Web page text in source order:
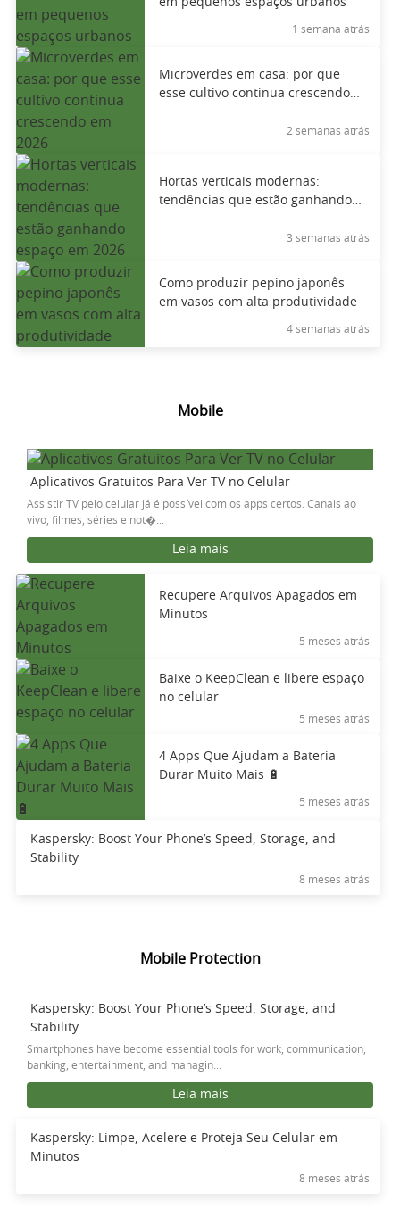
em pequenos espaços urbanos
1 semana atrás
Microverdes em casa: por que
esse cultivo continua crescendo
2 semanas atrás
Hortas verticais modernas:
tendências que estão ganhando
3 semanas atrás
Como produzir pepino japonês
em vasos com alta produtividade
4 semanas atrás
Mobile
Aplicativos Gratuitos Para Ver TV no Celular
Assistir TV pelo celular já é possível com os apps certos. Canais ao
vivo, filmes, séries e not�...
Leia mais
Recupere Arquivos Apagados em
Minutos
5 meses atrás
Baixe o KeepClean e libere espaço
no celular
5 meses atrás
4 Apps Que Ajudam a Bateria
Durar Muito Mais 🔋
5 meses atrás
Kaspersky: Boost Your Phone’s Speed, Storage, and
Stability
8 meses atrás
Mobile Protection
Kaspersky: Boost Your Phone’s Speed, Storage, and
Stability
Smartphones have become essential tools for work, communication,
banking, entertainment, and managin...
Leia mais
Kaspersky: Limpe, Acelere e Proteja Seu Celular em
Minutos
8 meses atrás